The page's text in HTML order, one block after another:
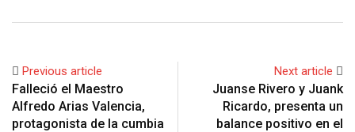
Previous article
Falleció el Maestro
Alfredo Arias Valencia,
protagonista de la cumbia
Next article
Juanse Rivero y Juank
Ricardo, presenta un
balance positivo en el